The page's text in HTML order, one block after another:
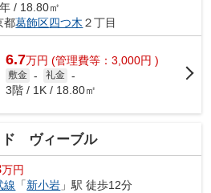
/ 18.80㎡
都葛飾区四つ木 ２丁目
6.7万円 (管理費等：3,000円 )
敷金 - 礼金 -
3階 / 1K / 18.80㎡
ヴィーブル
万円
線 「新小岩 」駅 徒歩12分